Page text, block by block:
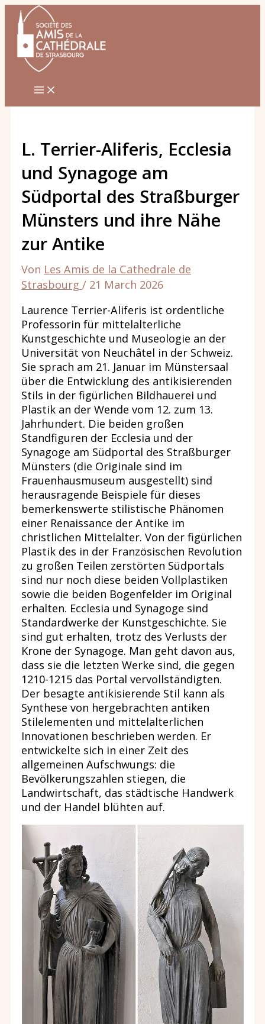
Zum
Inhalt
springen
L. Terrier-Aliferis, Ecclesia
und Synagoge am
Südportal des Straßburger
Münsters und ihre Nähe
zur Antike
Von Les Amis de la Cathedrale de
Strasbourg/ 21 March 2026
Laurence Terrier-Aliferis ist ordentliche
Professorin für mittelalterliche
Kunstgeschichte und Museologie an der
Universität von Neuchâtel in der Schweiz.
Sie sprach am 21. Januar im Münstersaal
über die Entwicklung des antikisierenden
Stils in der figürlichen Bildhauerei und
Plastik an der Wende vom 12. zum 13.
Jahrhundert. Die beiden großen
Standfiguren der Ecclesia und der
Synagoge am Südportal des Straßburger
Münsters (die Originale sind im
Frauenhausmuseum ausgestellt) sind
herausragende Beispiele für dieses
bemerkenswerte stilistische Phänomen
einer Renaissance der Antike im
christlichen Mittelalter. Von der figürlichen
Plastik des in der Französischen Revolution
zu großen Teilen zerstörten Südportals
sind nur noch diese beiden Vollplastiken
sowie die beiden Bogenfelder im Original
erhalten. Ecclesia und Synagoge sind
Standardwerke der Kunstgeschichte. Sie
sind gut erhalten, trotz des Verlusts der
Krone der Synagoge. Man geht davon aus,
dass sie die letzten Werke sind, die gegen
1210-1215 das Portal vervollständigten.
Der besagte antikisierende Stil kann als
Synthese von hergebrachten antiken
Stilelementen und mittelalterlichen
Innovationen beschrieben werden. Er
entwickelte sich in einer Zeit des
allgemeinen Aufschwungs: die
Bevölkerungszahlen stiegen, die
Landwirtschaft, das städtische Handwerk
und der Handel blühten auf.